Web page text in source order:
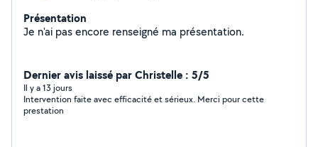
Présentation
Je n'ai pas encore renseigné ma présentation.
Dernier avis laissé par Christelle : 5/5
Il y a 13 jours
Intervention faite avec efficacité et sérieux. Merci pour cette
prestation